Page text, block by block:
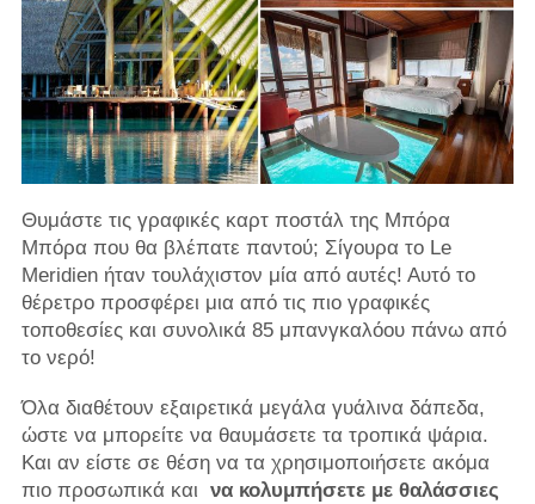
Θυμάστε τις γραφικές καρτ ποστάλ της Μπόρα
Μπόρα που θα βλέπατε παντού; Σίγουρα το Le
Meridien ήταν τουλάχιστον μία από αυτές! Αυτό το
θέρετρο προσφέρει μια από τις πιο γραφικές
τοποθεσίες και συνολικά 85 μπανγκαλόου πάνω από
το νερό!
Όλα διαθέτουν εξαιρετικά μεγάλα γυάλινα δάπεδα,
ώστε να μπορείτε να θαυμάσετε τα τροπικά ψάρια.
Και αν είστε σε θέση να τα χρησιμοποιήσετε ακόμα
πιο προσωπικά και να κολυμπήσετε με θαλάσσιες